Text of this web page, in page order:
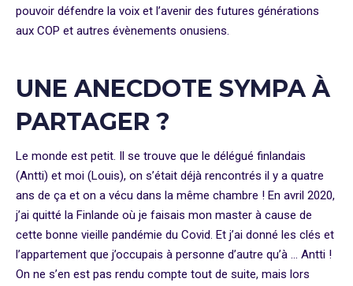
pouvoir défendre la voix et l’avenir des futures générations
aux COP et autres évènements onusiens.
UNE ANECDOTE SYMPA À
PARTAGER ?
Le monde est petit. Il se trouve que le délégué finlandais
(Antti) et moi (Louis), on s’était déjà rencontrés il y a quatre
ans de ça et on a vécu dans la même chambre ! En avril 2020,
j’ai quitté la Finlande où je faisais mon master à cause de
cette bonne vieille pandémie du Covid. Et j’ai donné les clés et
l’appartement que j’occupais à personne d’autre qu’à … Antti !
On ne s’en est pas rendu compte tout de suite, mais lors